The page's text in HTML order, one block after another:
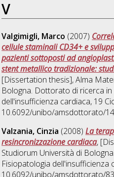
V
Valgimigli, Marco (2007)
cellule staminali CD34+ e
pazienti sottoposti ad
stent metallico tradizionale:
[Dissertation thesis], Alma
Bologna. Dottorato di ricerca in
dell'insufficienza cardiaca, 19
10.6092/unibo/amsdottorato/
Valzania, Cinzia (2008)La
resincronizzazione cardiaca,
Studiorum Università di
Fisiopatologia dell'insufficienza
10.6092/unibo/amsdottorato/